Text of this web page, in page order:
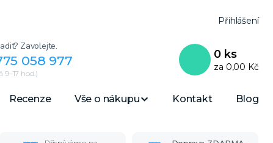
Recenze Vše o nákupu Kontakt Blog
Přihlášení
Zavolejte.
058 977
9–17 hod.)
0 ks
za 0,00 Kč